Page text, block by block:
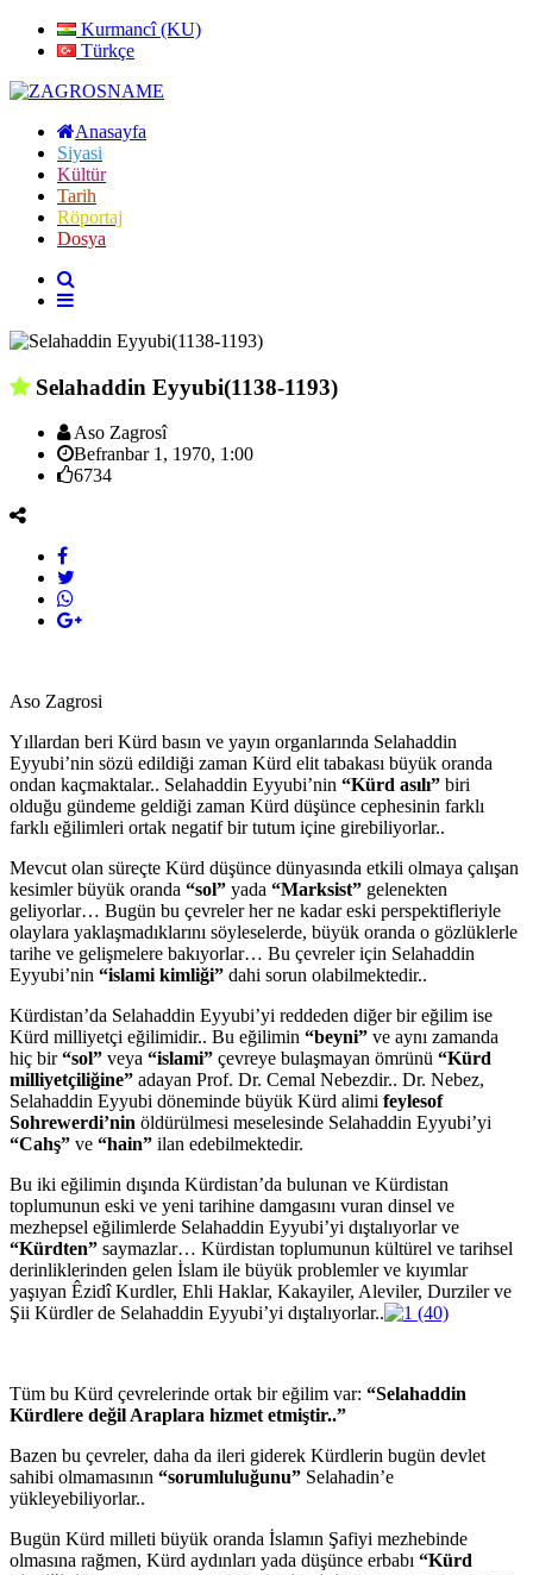
Kurmancî (KU)
Türkçe
Anasayfa
Siyasi
Kültür
Tarih
Röportaj
Dosya
Selahaddin Eyyubi(1138-1193)
Aso Zagrosî
Befranbar 1, 1970, 1:00
6734
Aso Zagrosi
Yıllardan beri Kürd basın ve yayın organlarında Selahaddin
Eyyubi’nin sözü edildiği zaman Kürd elit tabakası büyük oranda
ondan kaçmaktalar.. Selahaddin Eyyubi’nin “Kürd asılı” biri
olduğu gündeme geldiği zaman Kürd düşünce cephesinin farklı
farklı eğilimleri ortak negatif bir tutum içine girebiliyorlar..
Mevcut olan süreçte Kürd düşünce dünyasında etkili olmaya çalışan
kesimler büyük oranda “sol” yada “Marksist” gelenekten
geliyorlar… Bugün bu çevreler her ne kadar eski perspektifleriyle
olaylara yaklaşmadıklarını söyleselerde, büyük oranda o gözlüklerle
tarihe ve gelişmelere bakıyorlar… Bu çevreler için Selahaddin
Eyyubi’nin “islami kimliği” dahi sorun olabilmektedir..
Kürdistan’da Selahaddin Eyyubi’yi reddeden diğer bir eğilim ise
Kürd milliyetçi eğilimidir.. Bu eğilimin “beyni” ve aynı zamanda
hiç bir“sol” veya “islami” çevreye bulaşmayan ömrünü “Kürd
milliyetçiliğine” adayan Prof. Dr. Cemal Nebezdir.. Dr. Nebez,
Selahaddin Eyyubi döneminde büyük Kürd alimi feylesof
Sohrewerdi’nin öldürülmesi meselesinde Selahaddin Eyyubi’yi
“Cahş” ve “hain” ilan edebilmektedir.
Bu iki eğilimin dışında Kürdistan’da bulunan ve Kürdistan
toplumunun eski ve yeni tarihine damgasını vuran dinsel ve
mezhepsel eğilimlerde Selahaddin Eyyubi’yi dıştalıyorlar ve
“Kürdten” saymazlar… Kürdistan toplumunun kültürel ve tarihsel
derinliklerinden gelen İslam ile büyük problemler ve kıyımlar
yaşıyan Êzidî Kurdler, Ehli Haklar, Kakayiler, Aleviler, Durziler ve
Şii Kürdler de Selahaddin Eyyubi’yi dıştalıyorlar..
Tüm bu Kürd çevrelerinde ortak bir eğilim var: “Selahaddin
Kürdlere değil Araplara hizmet etmiştir..”
Bazen bu çevreler, daha da ileri giderek Kürdlerin bugün devlet
sahibi olmamasının “sorumluluğunu” Selahadin’e
yükleyebiliyorlar..
Bugün Kürd milleti büyük oranda İslamın Şafiyi mezhebinde
olmasına rağmen, Kürd aydınları yada düşünce erbabı “Kürd